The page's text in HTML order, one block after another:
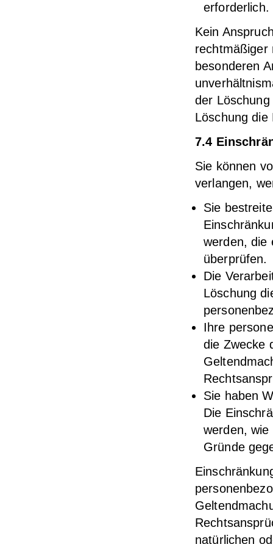
erforderlich.
Kein
rechtmäßiger
besonderen
der
Löschung die
7.4
Sie können
verlangen,
Sie
werden, die
überprüfen.
Die
Löschung
Ihre
die Zwecke
Sie haben
Die
werden,
Gründe
natürlichen